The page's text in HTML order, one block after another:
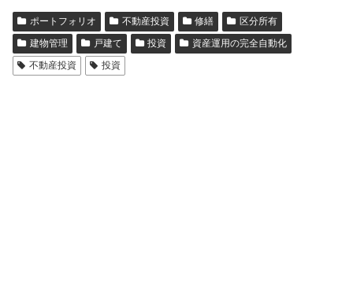
ポートフォリオ 不動産投資 修繕
区分所有
建物管理
戸建て 投資
資産運用の完全自動化
不動産投資
投資